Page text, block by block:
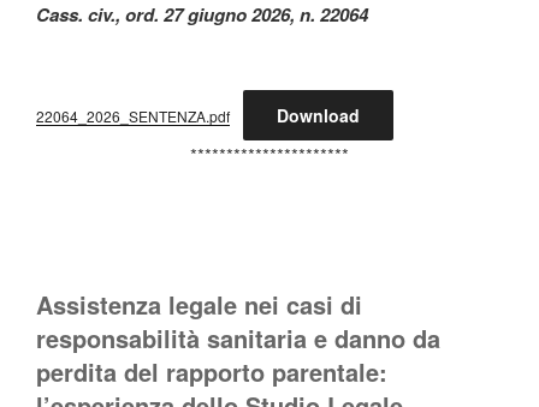
Cass. civ., ord. 27 giugno 2026, n. 22064
22064_2026_SENTENZA.pdf Download
**********************
Assistenza legale nei casi di
responsabilità sanitaria e danno da
perdita del rapporto parentale: